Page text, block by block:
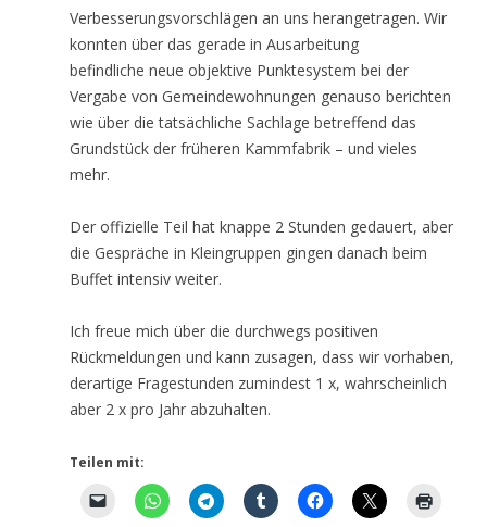
Verbesserungsvorschlägen an uns herangetragen. Wir
konnten über das gerade in Ausarbeitung
befindliche neue objektive Punktesystem bei der
Vergabe von Gemeindewohnungen genauso berichten
wie über die tatsächliche Sachlage betreffend das
Grundstück der früheren Kammfabrik – und vieles
mehr.
Der offizielle Teil hat knappe 2 Stunden gedauert, aber
die Gespräche in Kleingruppen gingen danach beim
Buffet intensiv weiter.
Ich freue mich über die durchwegs positiven
Rückmeldungen und kann zusagen, dass wir vorhaben,
derartige Fragestunden zumindest 1 x, wahrscheinlich
aber 2 x pro Jahr abzuhalten.
Teilen mit: